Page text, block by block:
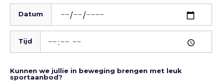
Datum
Tijd
Kunnen we jullie in beweging brengen met leuk
sportaanbod?